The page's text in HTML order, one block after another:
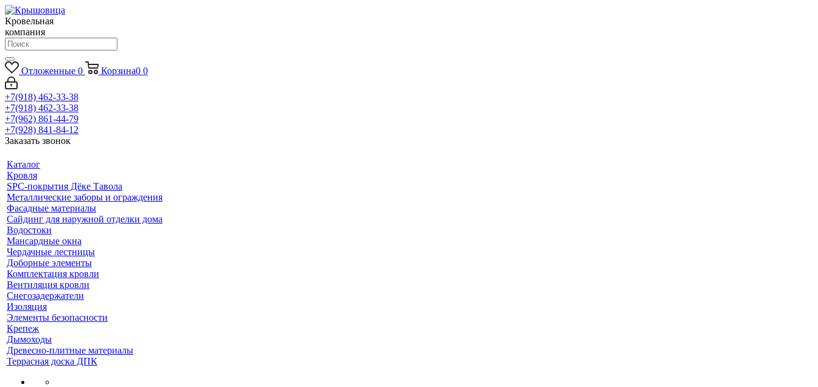
Кровельная
компания
Отложенные 0 Корзина0 0
+7(918) 462-33-38
+7(918) 462-33-38
+7(962) 861-44-79
+7(928) 841-84-12
Заказать звонок
Каталог
Кровля
SPC-покрытия Дёке Тавола
Металлические заборы и ограждения
Фасадные материалы
Сайдинг для наружной отделки дома
Водостоки
Мансардные окна
Чердачные лестницы
Доборные элементы
Комплектация кровли
Вентиляция кровли
Снегозадержатели
Изоляция
Элементы безопасности
Крепеж
Дымоходы
Древесно-плитные материалы
Террасная доска ДПК